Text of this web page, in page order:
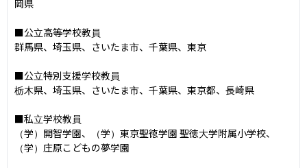
岡県
■公立高等学校教員
群馬県、埼玉県、さいたま市、千葉県、東京
■公立特別支援学校教員
栃木県、埼玉県、さいたま市、千葉県、東京都、長崎県
■私立学校教員
（学）開智学園、（学）東京聖徳学園 聖徳大学附属小学校、
（学）庄原こどもの夢学園